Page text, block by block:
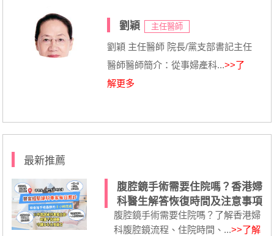
劉穎 主任醫師
劉穎 主任醫師 院長/黨支部書記主任
醫師醫師簡介：從事婦產科...>>了
解更多
最新推薦
腹腔鏡手術需要住院嗎？香港婦
科醫生解答恢復時間及注意事項
腹腔鏡手術需要住院嗎？了解香港婦
科腹腔鏡流程、住院時間、...>>了解